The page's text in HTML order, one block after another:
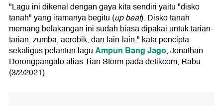
"Lagu ini dikenal dengan gaya kita sendiri yaitu "disko
tanah" yang iramanya begitu (up beat). Disko tanah
memang belakangan ini sudah biasa dipakai untuk tarian-
tarian, zumba, aerobik, dan lain-lain," kata pencipta
sekaligus pelantun laguAmpun Bang Jago, Jonathan
Dorongpangalo alias Tian Storm pada detikcom, Rabu
(3/2/2021).